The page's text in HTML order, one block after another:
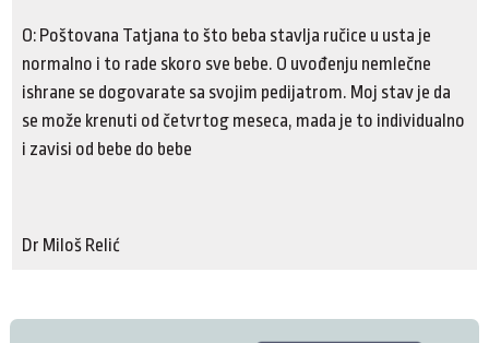
O: Poštovana Tatjana to što beba stavlja ručice u usta je
normalno i to rade skoro sve bebe. O uvođenju nemlečne
ishrane se dogovarate sa svojim pedijatrom. Moj stav je da
se može krenuti od četvrtog meseca, mada je to individualno
i zavisi od bebe do bebe
Dr Miloš Relić